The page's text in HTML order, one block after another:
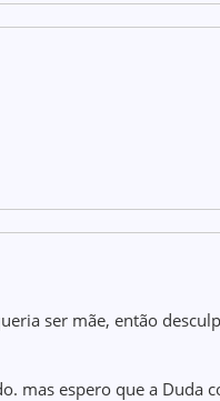
ser mãe, então
mas espero que a Duda